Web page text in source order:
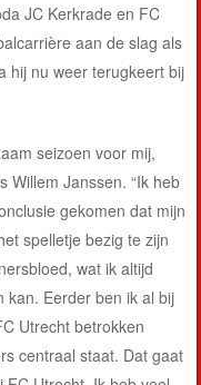
JC Kerkrade en FC
aan de slag als
hij nu weer terugkeert bij
seizoen voor mij,
Willem Janssen. “Ik heb
gekomen dat mijn
spelletje bezig te zijn
wat ik altijd
kan. Eerder ben ik al bij
Utrecht betrokken
centraal staat. Dat gaat